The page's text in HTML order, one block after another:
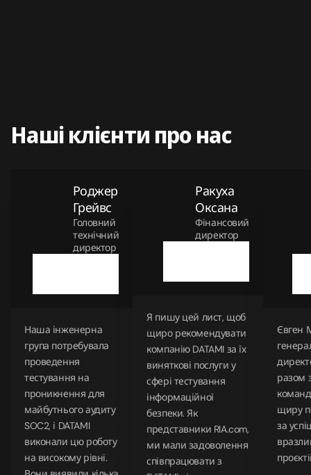
Наші клієнти про нас
Роджер
Грейвс
Головний
технічний
директор
Наша інженерна
група потребувала
проведення
тестування на
проникнення для
майбутнього аудиту
SOC2, і DATAMI
виконали цю роботу
на високому рівні.
Ракуха
Оксана
Фінансовий
директор
Я пишу цей лист, щоб
щиро рекомендувати
компанію DATAMI за їх
виняткові послуги у
сфері тестування
інформаційної
безпеки. Як
представники RIA.com,
ми мали задоволення
співпрацювати з
Євген
разом
щиру
за